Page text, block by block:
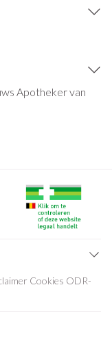
Apotheker van
Cookies ODR-